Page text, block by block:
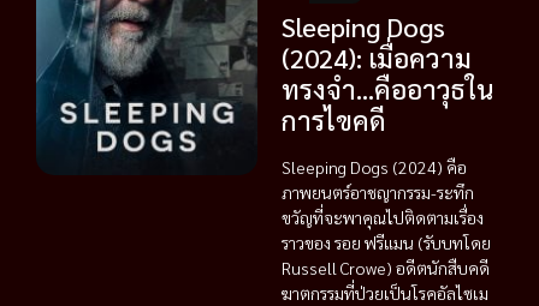
Sleeping Dogs
(2024): เมื่อความ
ทรงจำ…คืออาวุธใน
การไขคดี
Sleeping Dogs (2024) คือ
ภาพยนตร์อาชญากรรม-ระทึก
ขวัญที่จะพาคุณไปติดตามเรื่อง
ราวของ รอย ฟรีแมน (รับบทโดย
Russell Crowe) อดีตนักสืบคดี
ฆาตกรรมที่ป่วยเป็นโรคอัลไซเม